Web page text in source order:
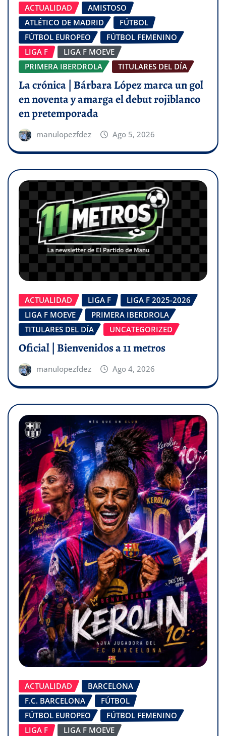
ACTUALIDAD
AMISTOSO
ATLÉTICO DE MADRID
FÚTBOL
FÚTBOL EUROPEO
FÚTBOL FEMENINO
LIGA F
LIGA F MOEVE
PRIMERA IBERDROLA
TITULARES DEL DÍA
La crónica | Bárbara López marca un gol
en noventa y amarga el debut rojiblanco
en pretemporada
manulopezfdez Ago 5, 2026
ACTUALIDAD LIGA F
LIGA F 2025-2026
LIGA F MOEVE
PRIMERA IBERDROLA
TITULARES DEL DÍA
UNCATEGORIZED
Oficial | Bienvenidos a 11 metros
manulopezfdez Ago 4, 2026
ACTUALIDAD
BARCELONA
F.C. BARCELONA
FÚTBOL
FÚTBOL EUROPEO
FÚTBOL FEMENINO
LIGA F
LIGA F MOEVE